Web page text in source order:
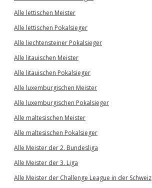
Alle lettischen Meister
Alle lettischen Pokalsieger
Alle liechtensteiner Pokalsieger
Alle litauischen Meister
Alle litauischen Pokalsieger
Alle luxemburgischen Meister
Alle luxemburgischen Pokalsieger
Alle maltesischen Meister
Alle maltesischen Pokalsieger
Alle Meister der 2. Bundesliga
Alle Meister der 3. Liga
Alle Meister der Challenge League in der Schweiz